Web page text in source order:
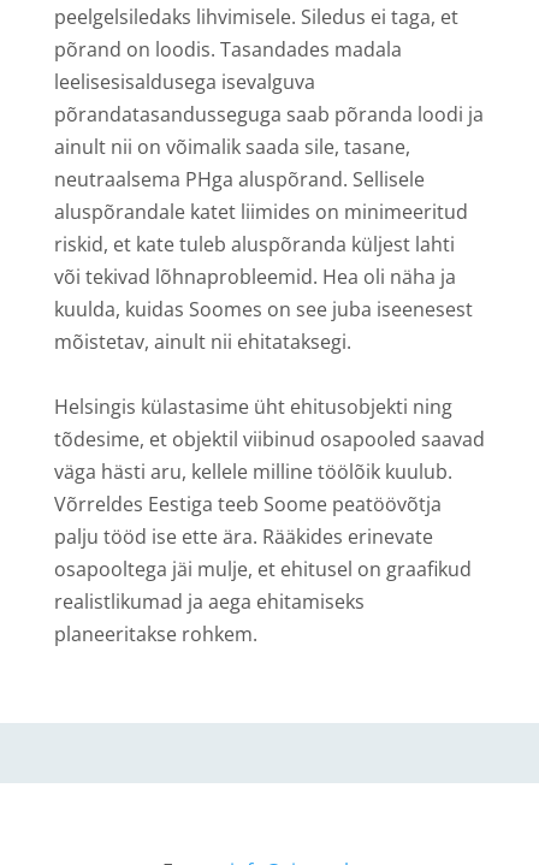
peelgelsiledaks lihvimisele. Siledus ei taga, et
põrand on loodis. Tasandades madala
leelisesisaldusega isevalguva
põrandatasandusseguga saab põranda loodi ja
ainult nii on võimalik saada sile, tasane,
neutraalsema PHga aluspõrand. Sellisele
aluspõrandale katet liimides on minimeeritud
riskid, et kate tuleb aluspõranda küljest lahti
või tekivad lõhnaprobleemid. Hea oli näha ja
kuulda, kuidas Soomes on see juba iseenesest
mõistetav, ainult nii ehitataksegi.
Helsingis külastasime üht ehitusobjekti ning
tõdesime, et objektil viibinud osapooled saavad
väga hästi aru, kellele milline töölõik kuulub.
Võrreldes Eestiga teeb Soome peatöövõtja
palju tööd ise ette ära. Rääkides erinevate
osapooltega jäi mulje, et ehitusel on graafikud
realistlikumad ja aega ehitamiseks
planeeritakse rohkem.